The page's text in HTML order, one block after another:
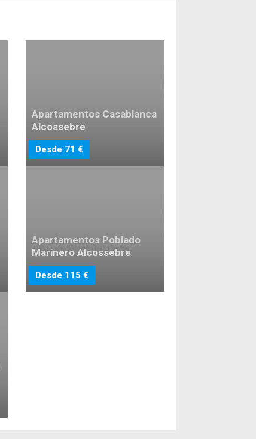
Desde 71 €
Apartamentos Casablanca
Alcossebre
Desde 115 €
Apartamentos Poblado
Marinero Alcossebre